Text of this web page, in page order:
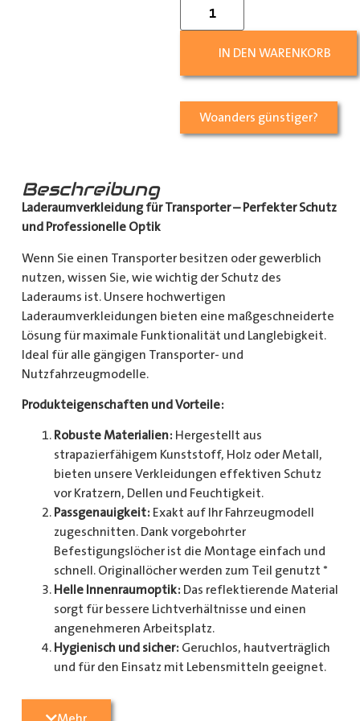
IN DEN WARENKORB
Woanders günstiger?
Beschreibung
Laderaumverkleidung für Transporter – Perfekter Schutz
und Professionelle Optik
Wenn Sie einen Transporter besitzen oder gewerblich
nutzen, wissen Sie, wie wichtig der Schutz des
Laderaums ist. Unsere hochwertigen
Laderaumverkleidungen bieten eine maßgeschneiderte
Lösung für maximale Funktionalität und Langlebigkeit.
Ideal für alle gängigen Transporter- und
Nutzfahrzeugmodelle.
Produkteigenschaften und Vorteile:
Robuste Materialien: Hergestellt aus
strapazierfähigem Kunststoff, Holz oder Metall,
bieten unsere Verkleidungen effektiven Schutz
vor Kratzern, Dellen und Feuchtigkeit.
Passgenauigkeit: Exakt auf Ihr Fahrzeugmodell
zugeschnitten. Dank vorgebohrter
Befestigungslöcher ist die Montage einfach und
schnell. Originallöcher werden zum Teil genutzt *
Helle Innenraumoptik: Das reflektierende Material
sorgt für bessere Lichtverhältnisse und einen
angenehmeren Arbeitsplatz.
Hygienisch und sicher: Geruchlos, hautverträglich
und für den Einsatz mit Lebensmitteln geeignet.
Radkastenschutz, großflächigen Seitenteilen und